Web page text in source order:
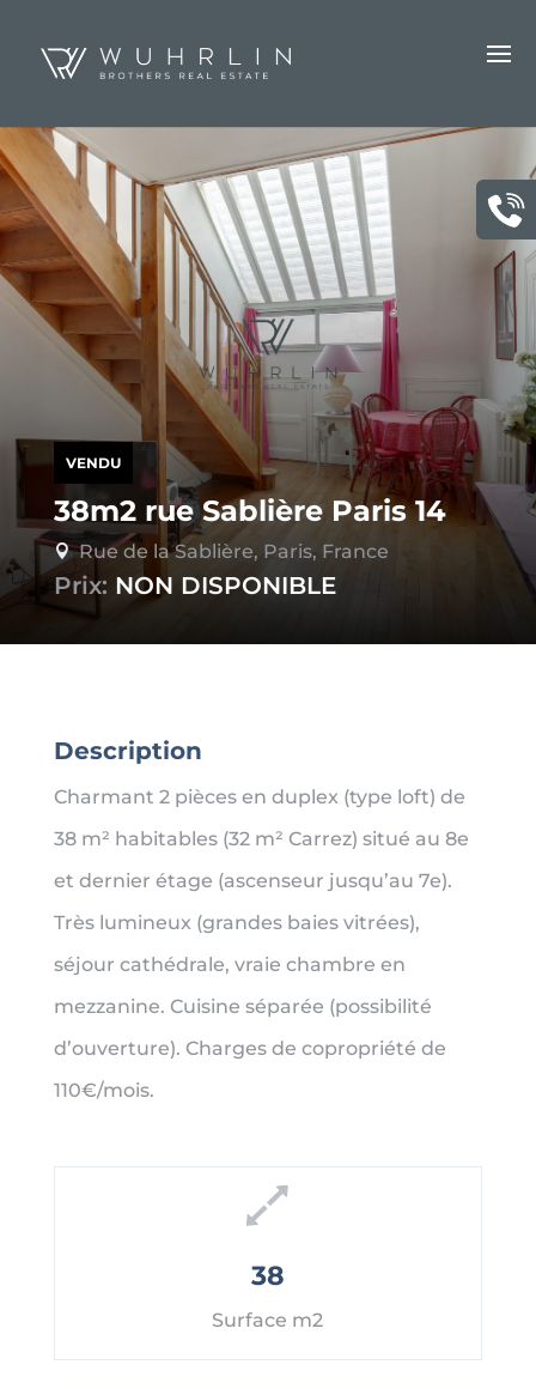
VENDU
38m2 rue Sablière Paris 14
 Rue de la Sablière, Paris, France
Prix: NON DISPONIBLE
Description
Charmant 2 pièces en duplex (type loft) de
38 m² habitables (32 m² Carrez) situé au 8e
et dernier étage (ascenseur jusqu’au 7e).
Très lumineux (grandes baies vitrées),
séjour cathédrale, vraie chambre en
mezzanine. Cuisine séparée (possibilité
d’ouverture). Charges de copropriété de
110€/mois.
38
Surface m2